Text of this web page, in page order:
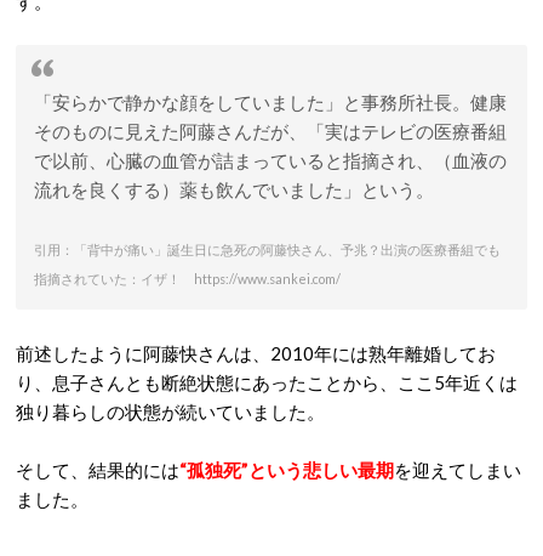
「安らかで静かな顔をしていました」と事務所社長。健康
そのものに見えた阿藤さんだが、「実はテレビの医療番組
で以前、心臓の血管が詰まっていると指摘され、（血液の
流れを良くする）薬も飲んでいました」という。
引用：「背中が痛い」誕生日に急死の阿藤快さん、予兆？出演の医療番組でも
指摘されていた：イザ！ https://www.sankei.com/
前述したように阿藤快さんは、2010年には熟年離婚してお
り、息子さんとも断絶状態にあったことから、ここ5年近くは
独り暮らしの状態が続いていました。
そして、結果的には“孤独死”という悲しい最期を迎えてしまい
ました。